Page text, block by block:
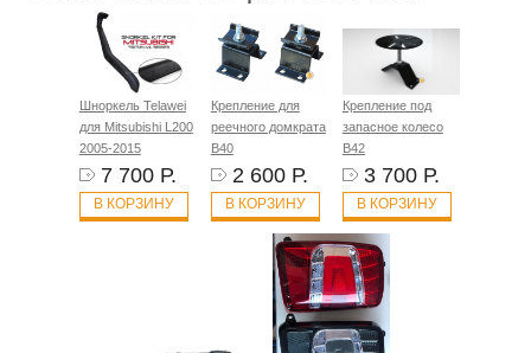
Шноркель Telawei
для Mitsubishi L200
2005-2015
7 700 Р.
В КОРЗИНУ
Крепление для
реечного домкрата
B40
2 600 Р.
В КОРЗИНУ
Крепление под
запасное колесо
B42
3 700 Р.
В КОРЗИНУ